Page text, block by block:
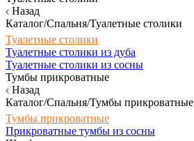
Назад
Каталог/Спальня/Туалетные столики
Туалетные столики
Туалетные столики из дуба
Туалетные столики из сосны
Тумбы прикроватные
Назад
Каталог/Спальня/Тумбы прикроватные
Тумбы прикроватные
Прикроватные тумбы из сосны